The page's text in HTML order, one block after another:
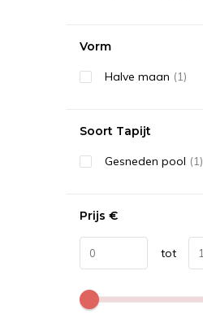
Vorm
Halve maan (1)
Soort Tapijt
Gesneden pool (1)
Prijs €
tot